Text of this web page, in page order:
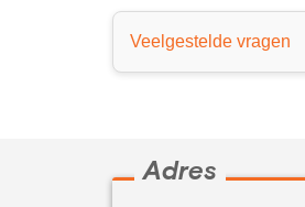
Veelgestelde vragen
Adres